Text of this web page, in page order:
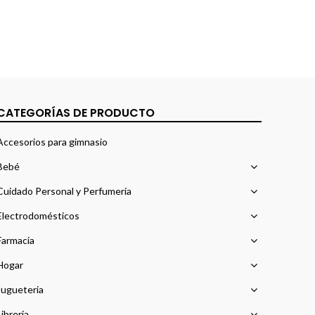
DE PRODUCTO
para gimnasio
Personal y Perfumería